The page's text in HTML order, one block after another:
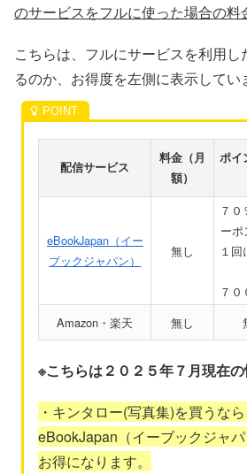
のサービスをフルに使った場合の料
こちらは、フルにサービスを利用
るのか、お得度を左側に表示してい
配信サービス
料金（月
額）
ポイ
eBookJapan（イー
ブックジャパン）
無し
７０
ー
１
７
Amazon・楽天 無し
※こちらは２０２５年７月現在の
・キンタロー(写真集)を買うなら
eBookJapan（イーブックジャ
お得になります。